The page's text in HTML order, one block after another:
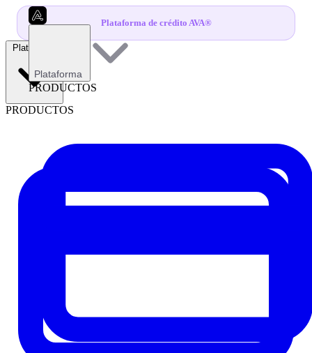
Plataforma de crédito AVA®
Plataforma
PRODUCTOS
Plataforma
PRODUCTOS